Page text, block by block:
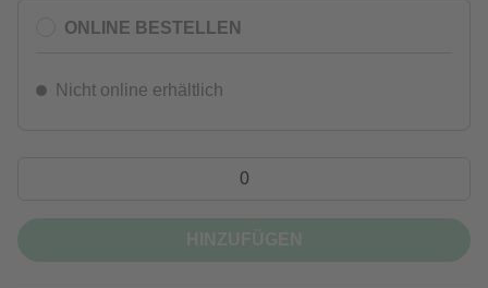
ONLINE BESTELLEN
Nicht online erhältlich